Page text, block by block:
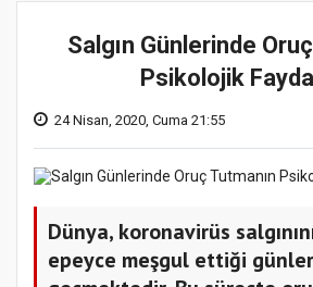
Salgın Günlerinde
Psikolojik
24 Nisan, 2020, Cuma 21:55
Dünya, koronavirüs
epeyce meşgul ettiği